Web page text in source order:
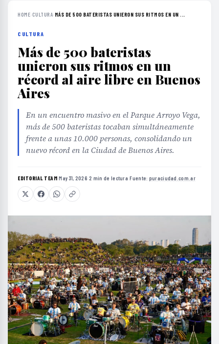
HOME›CULTURA› MÁS DE 500 BATERISTAS UNIERON SUS RITMOS EN UN ...
CULTURA
Más de 500 bateristas
unieron sus ritmos en un
récord al aire libre en Buenos
Aires
En un encuentro masivo en el Parque Arroyo Vega,
más de 500 bateristas tocaban simultáneamente
frente a unas 10.000 personas, consolidando un
nuevo récord en la Ciudad de Buenos Aires.
EDITORIAL TEAM·May 31, 2026·2 min de lectura·Fuente: puraciudad.com.ar